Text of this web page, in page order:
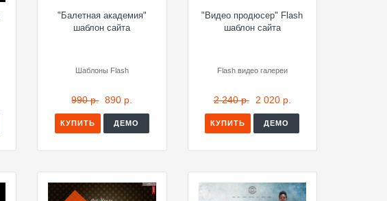
"Балетная академия"
шаблон сайта
Шаблоны Flash
990 р. 890 р.
КУПИТЬ ДЕМО
"Видео продюсер" Flash
шаблон сайта
Flash видео галереи
2 240 р. 2 020 р.
КУПИТЬ ДЕМО